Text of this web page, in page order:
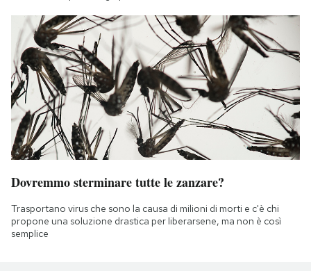
Dovremmo sterminare tutte le zanzare?
Trasportano virus che sono la causa di milioni di morti e c'è chi
propone una soluzione drastica per liberarsene, ma non è così
semplice